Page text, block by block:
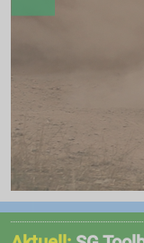
FOTOS
VIDEOS
Videoarchiv
KONTAKT
Kontakt
Impressum